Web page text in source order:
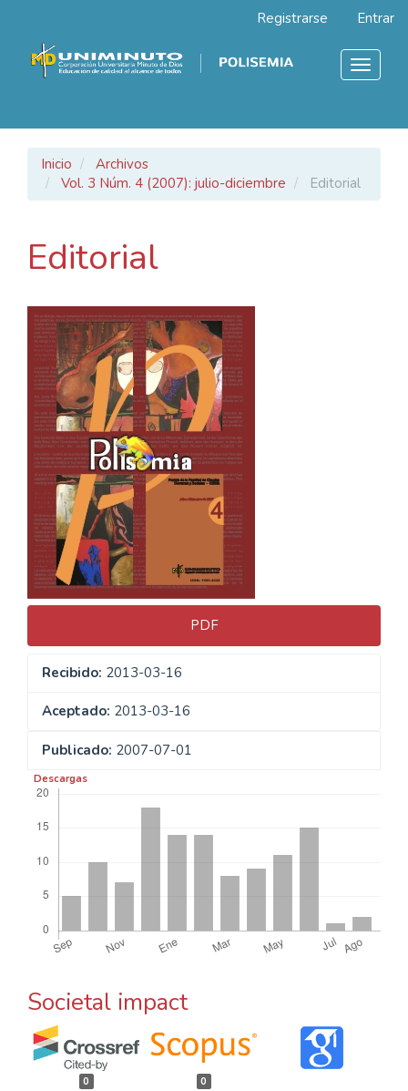
Contenido
principal
Registrarse Entrar
Toggle
Inicio
Archivos
Vol. 3 Núm. 4 (2007): julio-diciembre
Editorial
Editorial
Barra
lateral
del
artículo
PDF
Recibido: 2013-03-16
Aceptado: 2013-03-16
Publicado: 2007-07-01
Descargas
Societal impact
0 0